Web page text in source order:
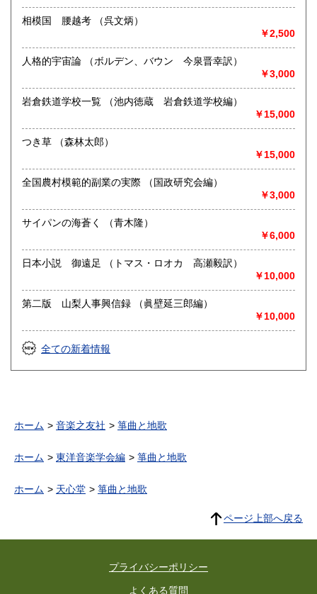
取り扱い分野
相模国 腰越考 （呉文炳）
￥2,500
人格的宇宙論 （ボルデン、バウン 今泉晋幸訳）
￥3,000
岩倉鉄道学校一覧 （池内徳蔵 岩倉鉄道学校編）
￥15,000
つき草 （森林太郎）
￥15,000
全国農村模範的副業の実際 （国政研究会編）
￥3,000
サイパンの海蒼く （青木隆）
￥6,000
日本小説 御遠足 （トマス・ロオカ 高瀬毅訳）
￥10,000
第二版 山梨人事興信録 （眞壁延三郎編）
￥10,000
全ての新着情報
ホーム 音楽之友社 箏曲と地歌
ホーム 東洋音楽学会編 箏曲と地歌
ホーム 天心堂 箏曲と地歌
ページ上部へ戻る
プライバシーポリシー
よくある質問